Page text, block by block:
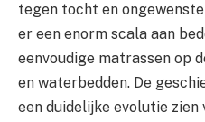
tegen tocht en
er een enorm scala aan
eenvoudige matrassen op
en waterbedden. De
een duidelijke evolutie zien